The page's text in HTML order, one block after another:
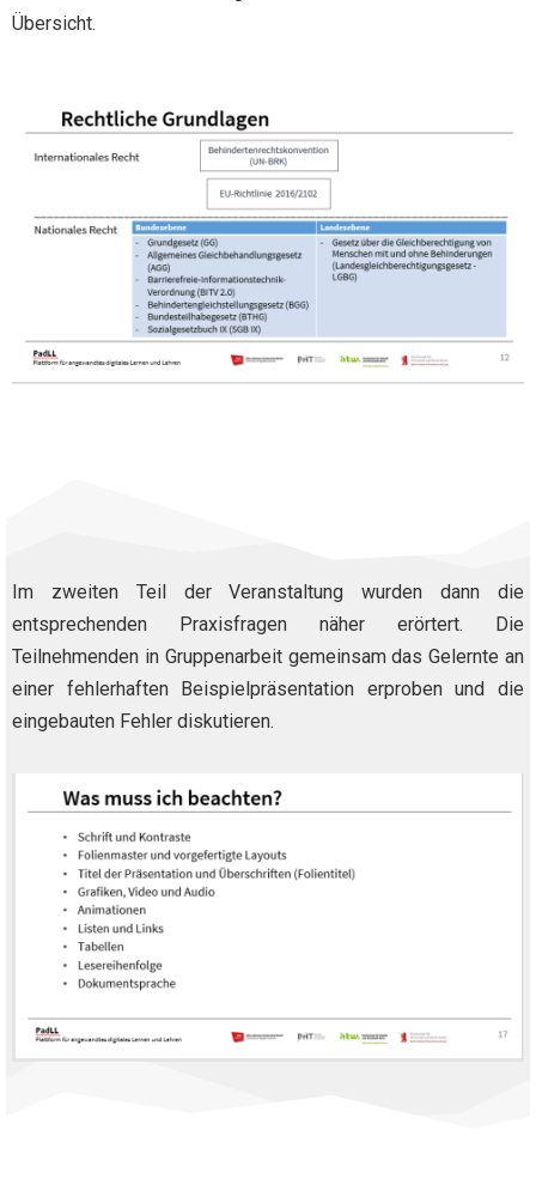
Übersicht.
Im zweiten Teil der Veranstaltung wurden dann die
entsprechenden Praxisfragen näher erörtert. Die
Teilnehmenden in Gruppenarbeit gemeinsam das Gelernte an
einer fehlerhaften Beispielpräsentation erproben und die
eingebauten Fehler diskutieren.